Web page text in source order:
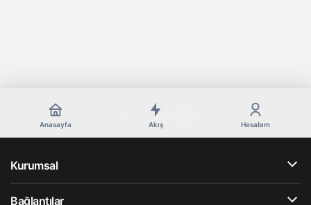
Anasayfa Akış Hesabım
Kurumsal
Bağlantılar